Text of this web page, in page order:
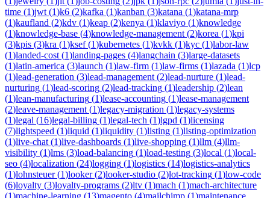
time (1)jwt (1)k6 (2)kafka (1)kanban (3)katana (1)katana-mrp
(1)kaufland (2)kdv (1)keap (2)kenya (1)klaviyo (1)knowledge
(1)knowledge-base (4)knowledge-management (2)korea (1)kpi
(3)kpis (3)kra (1)ksef(1)kubernetes (1)kvkk (1)kyc (1)labor-law
(1)landed-cost (1)landing-pages (4)langchain (3)large-datasets
(1)latin-america (3)launch (1)law-firm (1)law-firms (1)lazada (1)lcp
(1)lead-generation (3)lead-management (2)lead-nurture (1)lead-
nurturing (1)lead-scoring (2)lead-tracking (1)leadership (2)lean
(1)lean-manufacturing (1)lease-accounting (1)lease-management
(2)leave-management (1)legacy-migration (1)legacy-systems
(1)legal (16)legal-billing (1)legal-tech (1)lgpd (1)licensing
(7)lightspeed (1)liquid (1)liquidity (1)listing (1)listing-optimization
(1)live-chat (1)live-dashboards (1)live-shopping (1)llm (4)llm-
visibility (1)lms (3)load-balancing (1)load-testing (3)local (1)local-
seo (4)localization (24)logging (1)logistics (14)logistics-analytics
(1)lohnsteuer(1)looker(2)looker-studio (2)lot-tracking (1)low-code
(6)loyalty (3)loyalty-programs (2)ltv (1)mach (1)mach-architecture
(1)machine-learning (13)magento (4)mailchimp (1)maintenance